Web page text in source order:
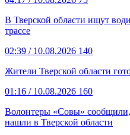
В Тверской области ищут
трассе
02:39 / 10.08.2026 140
Жители Тверской области
01:16 / 10.08.2026 160
Волонтеры «Совы»
нашли в Тверской области